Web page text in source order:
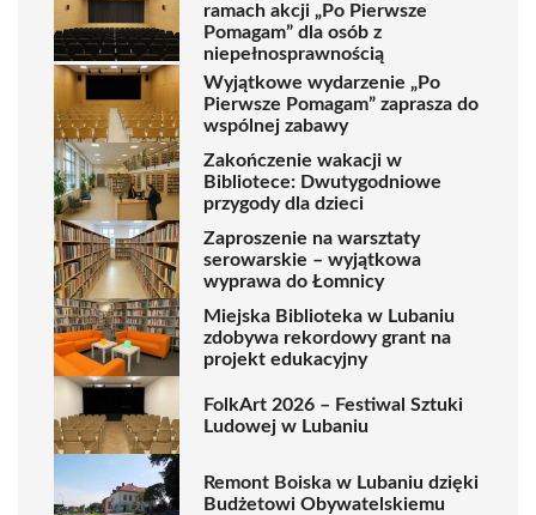
ramach akcji „Po Pierwsze
Pomagam” dla osób z
niepełnosprawnością
Wyjątkowe wydarzenie „Po
Pierwsze Pomagam” zaprasza do
wspólnej zabawy
Zakończenie wakacji w
Bibliotece: Dwutygodniowe
przygody dla dzieci
Zaproszenie na warsztaty
serowarskie – wyjątkowa
wyprawa do Łomnicy
Miejska Biblioteka w Lubaniu
zdobywa rekordowy grant na
projekt edukacyjny
FolkArt 2026 – Festiwal Sztuki
Ludowej w Lubaniu
Remont Boiska w Lubaniu dzięki
Budżetowi Obywatelskiemu